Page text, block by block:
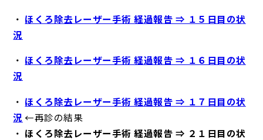
・ ほくろ除去レーザー手術 経過報告 ⇒ １５日目の状
況
・ ほくろ除去レーザー手術 経過報告 ⇒ １６日目の状
況
・ ほくろ除去レーザー手術 経過報告 ⇒ １７日目の状
況 ←再診の結果
・ ほくろ除去レーザー手術 経過報告 ⇒ ２１日目の状